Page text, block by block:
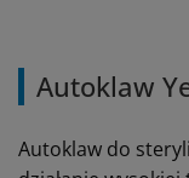
Autoklaw
Autoklaw do